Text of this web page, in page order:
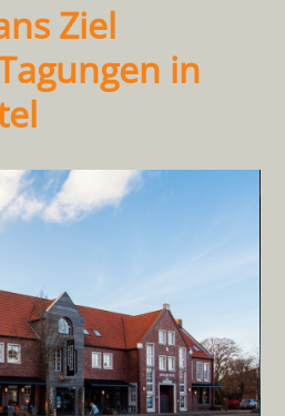
Ziel
in